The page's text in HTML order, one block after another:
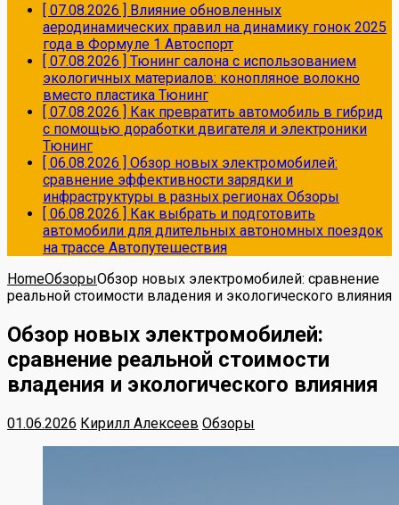
[ 07.08.2026 ] Влияние обновленных
аеродинамических правил на динамику гонок 2025
года в Формуле 1 Автоспорт
[ 07.08.2026 ] Тюнинг салона с использованием
экологичных материалов: конопляное волокно
вместо пластика Тюнинг
[ 07.08.2026 ] Как превратить автомобиль в гибрид
с помощью доработки двигателя и электроники
Тюнинг
[ 06.08.2026 ] Обзор новых электромобилей:
сравнение эффективности зарядки и
инфраструктуры в разных регионах Обзоры
[ 06.08.2026 ] Как выбрать и подготовить
автомобили для длительных автономных поездок
на трассе Автопутешествия
HomeОбзорыОбзор новых электромобилей: сравнение
реальной стоимости владения и экологического влияния
Обзор новых электромобилей:
сравнение реальной стоимости
владения и экологического влияния
01.06.2026 Кирилл Алексеев Обзоры